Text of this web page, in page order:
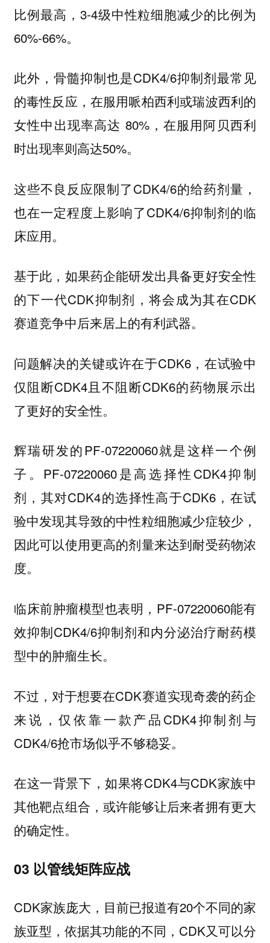
比例最高，3-4级中性粒细胞减少的比例为
60%-66%。
此外，骨髓抑制也是CDK4/6抑制剂最常见
的毒性反应，在服用哌柏西利或瑞波西利的
女性中出现率高达 80%，在服用阿贝西利
时出现率则高达50%。
这些不良反应限制了CDK4/6的给药剂量，
也在一定程度上影响了CDK4/6抑制剂的临
床应用。
基于此，如果药企能研发出具备更好安全性
的下一代CDK抑制剂，将会成为其在CDK
赛道竞争中后来居上的有利武器。
问题解决的关键或许在于CDK6，在试验中
仅阻断CDK4且不阻断CDK6的药物展示出
了更好的安全性。
辉瑞研发的PF-07220060就是这样一个例
子。PF-07220060是高选择性CDK4抑制
剂，其对CDK4的选择性高于CDK6，在试
验中发现其导致的中性粒细胞减少症较少，
因此可以使用更高的剂量来达到耐受药物浓
度。
临床前肿瘤模型也表明，PF-07220060能有
效抑制CDK4/6抑制剂和内分泌治疗耐药模
型中的肿瘤生长。
不过，对于想要在CDK赛道实现奇袭的药企
来说，仅依靠一款产品CDK4抑制剂与
CDK4/6抢市场似乎不够稳妥。
在这一背景下，如果将CDK4与CDK家族中
其他靶点组合，或许能够让后来者拥有更大
的确定性。
03 以管线矩阵应战
CDK家族庞大，目前已报道有20个不同的家
族亚型，依据其功能的不同，CDK又可以分